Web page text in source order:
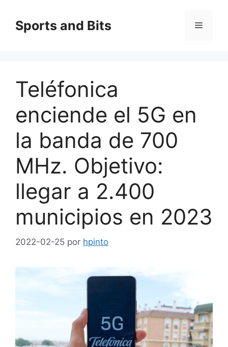
contenido
Sports and Bits Menú
Teléfonica
enciende el 5G en
la banda de 700
MHz. Objetivo:
llegar a 2.400
municipios en 2023
2022-02-25 por hpinto